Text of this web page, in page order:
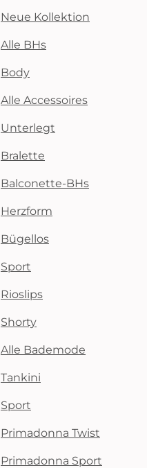
Neue Kollektion
Alle BHs
Body
Alle Accessoires
Unterlegt
Bralette
Balconette-BHs
Herzform
Bügellos
Sport
Rioslips
Shorty
Alle Bademode
Tankini
Sport
Primadonna Twist
Primadonna Sport